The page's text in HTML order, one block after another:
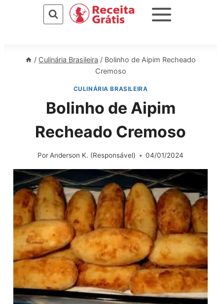
/ Culinária Brasileira / Bolinho de Aipim Recheado
Cremoso
CULINÁRIA BRASILEIRA
Bolinho de Aipim
Recheado Cremoso
PorAnderson K. (Responsável) 04/01/2024